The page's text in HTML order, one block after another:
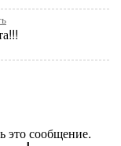
это сообщение.